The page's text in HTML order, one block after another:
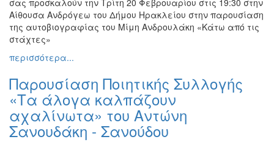
Αίθουσα Ανδρόγεω του Δήμου Ηρακλείου στην παρουσίαση
της αυτοβιογραφίας του Μίμη Ανδρουλάκη «Κάτω από τις
στάχτες»
περισσότερα...
Παρουσίαση Ποιητικής Συλλογής
«Τα άλογα καλπάζουν
αχαλίνωτα» του Αντώνη
Σανουδάκη - Σανούδου